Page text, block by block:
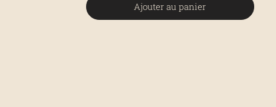
Ajouter au panier